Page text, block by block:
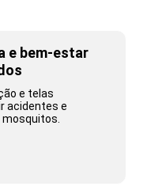
e bem-estar
e telas
acidentes e